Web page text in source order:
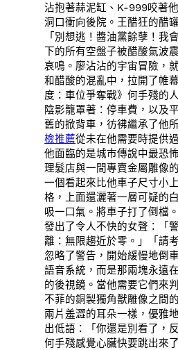
沾抱著蒜泥缸、K-999咬著
洞口衝向後院。王醋狂的醋
「別想逃！醬油黨餘孽！我
下的所有空盤子被醋酸氣波
哀鳴。廖沾沾的宇宙冒險，
和醋酸的混亂中，拉開了帷
度：車位爭奪戰》何手殘的
陰影籠罩著：停車費，以及
舊的掀背車，彷彿繼承了他
檢推薦從未在他需要時提供
他面臨的是城市傳說中最恐
理髮店與一間專賣金屬雕像
一個看起來比他車子尺寸小
格，上面還灑著一層可疑的
吸一口氣。將車子打了倒檔
發出了令人不快的女聲：「
離：無限趨近於零。」「請
忽略了警告，開始緩慢地倒
語音系統，而是那兩塊永遠
的後視鏡。當他需要它們來
不菲的銅製獨角獸雕像之間
兩片羞澀的耳朵一樣，優雅
出低語：「你還是別看了，
何手殘感覺心臟快要跳出來